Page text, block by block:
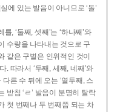
에 있는 발음이 아니므로 ‘돌’
, ‘둘째, 셋째’는 ‘하나째’와
수량을 나타내는 것으로 구
같은 구별은 인위적인 것이
. 따라서 ‘두째, 세째, 네째’와
른 수 뒤에 오는 ‘열두째, 스
받침 ‘ㄹ’ 발음이 분명히 탈락
첫 번째나 두 번째쯤 되는 차